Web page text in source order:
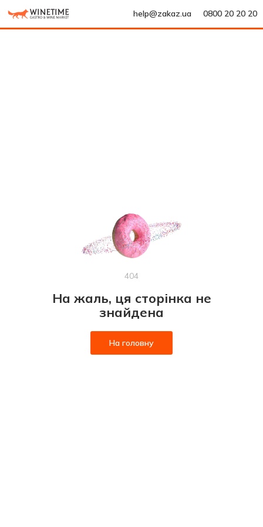
help@zakaz.ua 0800 20 20 20
404
На жаль, ця сторінка не
знайдена
На головну